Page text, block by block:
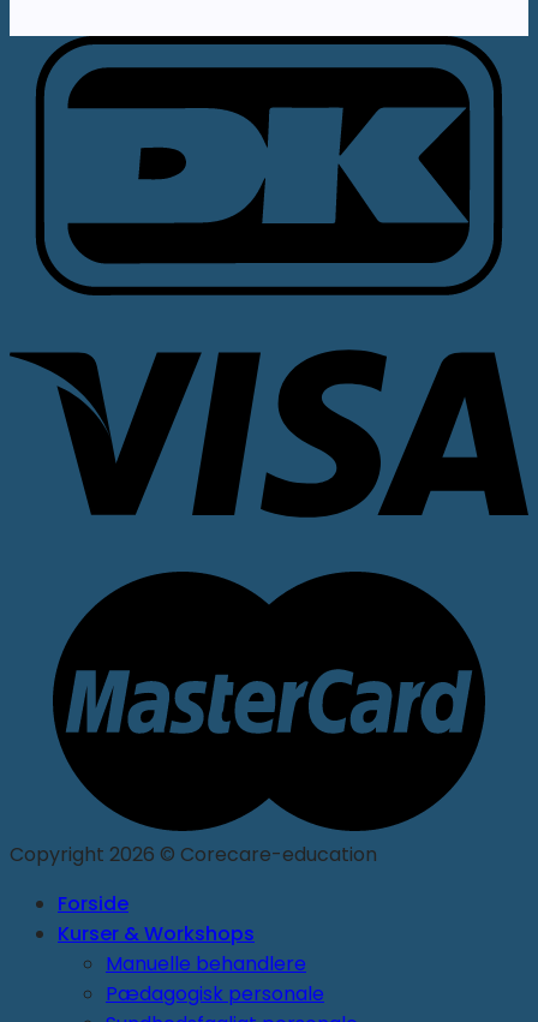
Copyright 2026 © Corecare-education
Forside
Kurser & Workshops
Manuelle behandlere
Pædagogisk personale